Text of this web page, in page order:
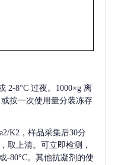
2-8°C 过夜。1000×g 离
按一次使用量分装冻存
K2，样品采集后30分
取上清。可立即检测，
-80°C。其他抗凝剂的使